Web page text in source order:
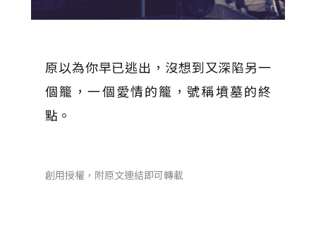
原以為你早已逃出，沒想到又深陷另一
個籠，一個愛情的籠，號稱墳墓的終
點。
創用授權，附原文連結即可轉載